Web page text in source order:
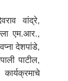
वांद्रे,
एम.आर.,
देशपांडे,
पाटील,